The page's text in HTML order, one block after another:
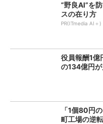
“野良AI”を
スの在り方
PR(ITmedia AI＋)
役員報酬1
の134億円
「1個80円
町工場の逆